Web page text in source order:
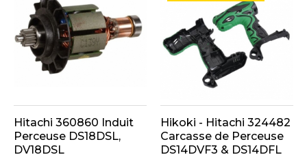
Hitachi 360860 Induit
Perceuse DS18DSL,
DV18DSL
Hikoki - Hitachi 324482
Carcasse de Perceuse
DS14DVF3 & DS14DFL